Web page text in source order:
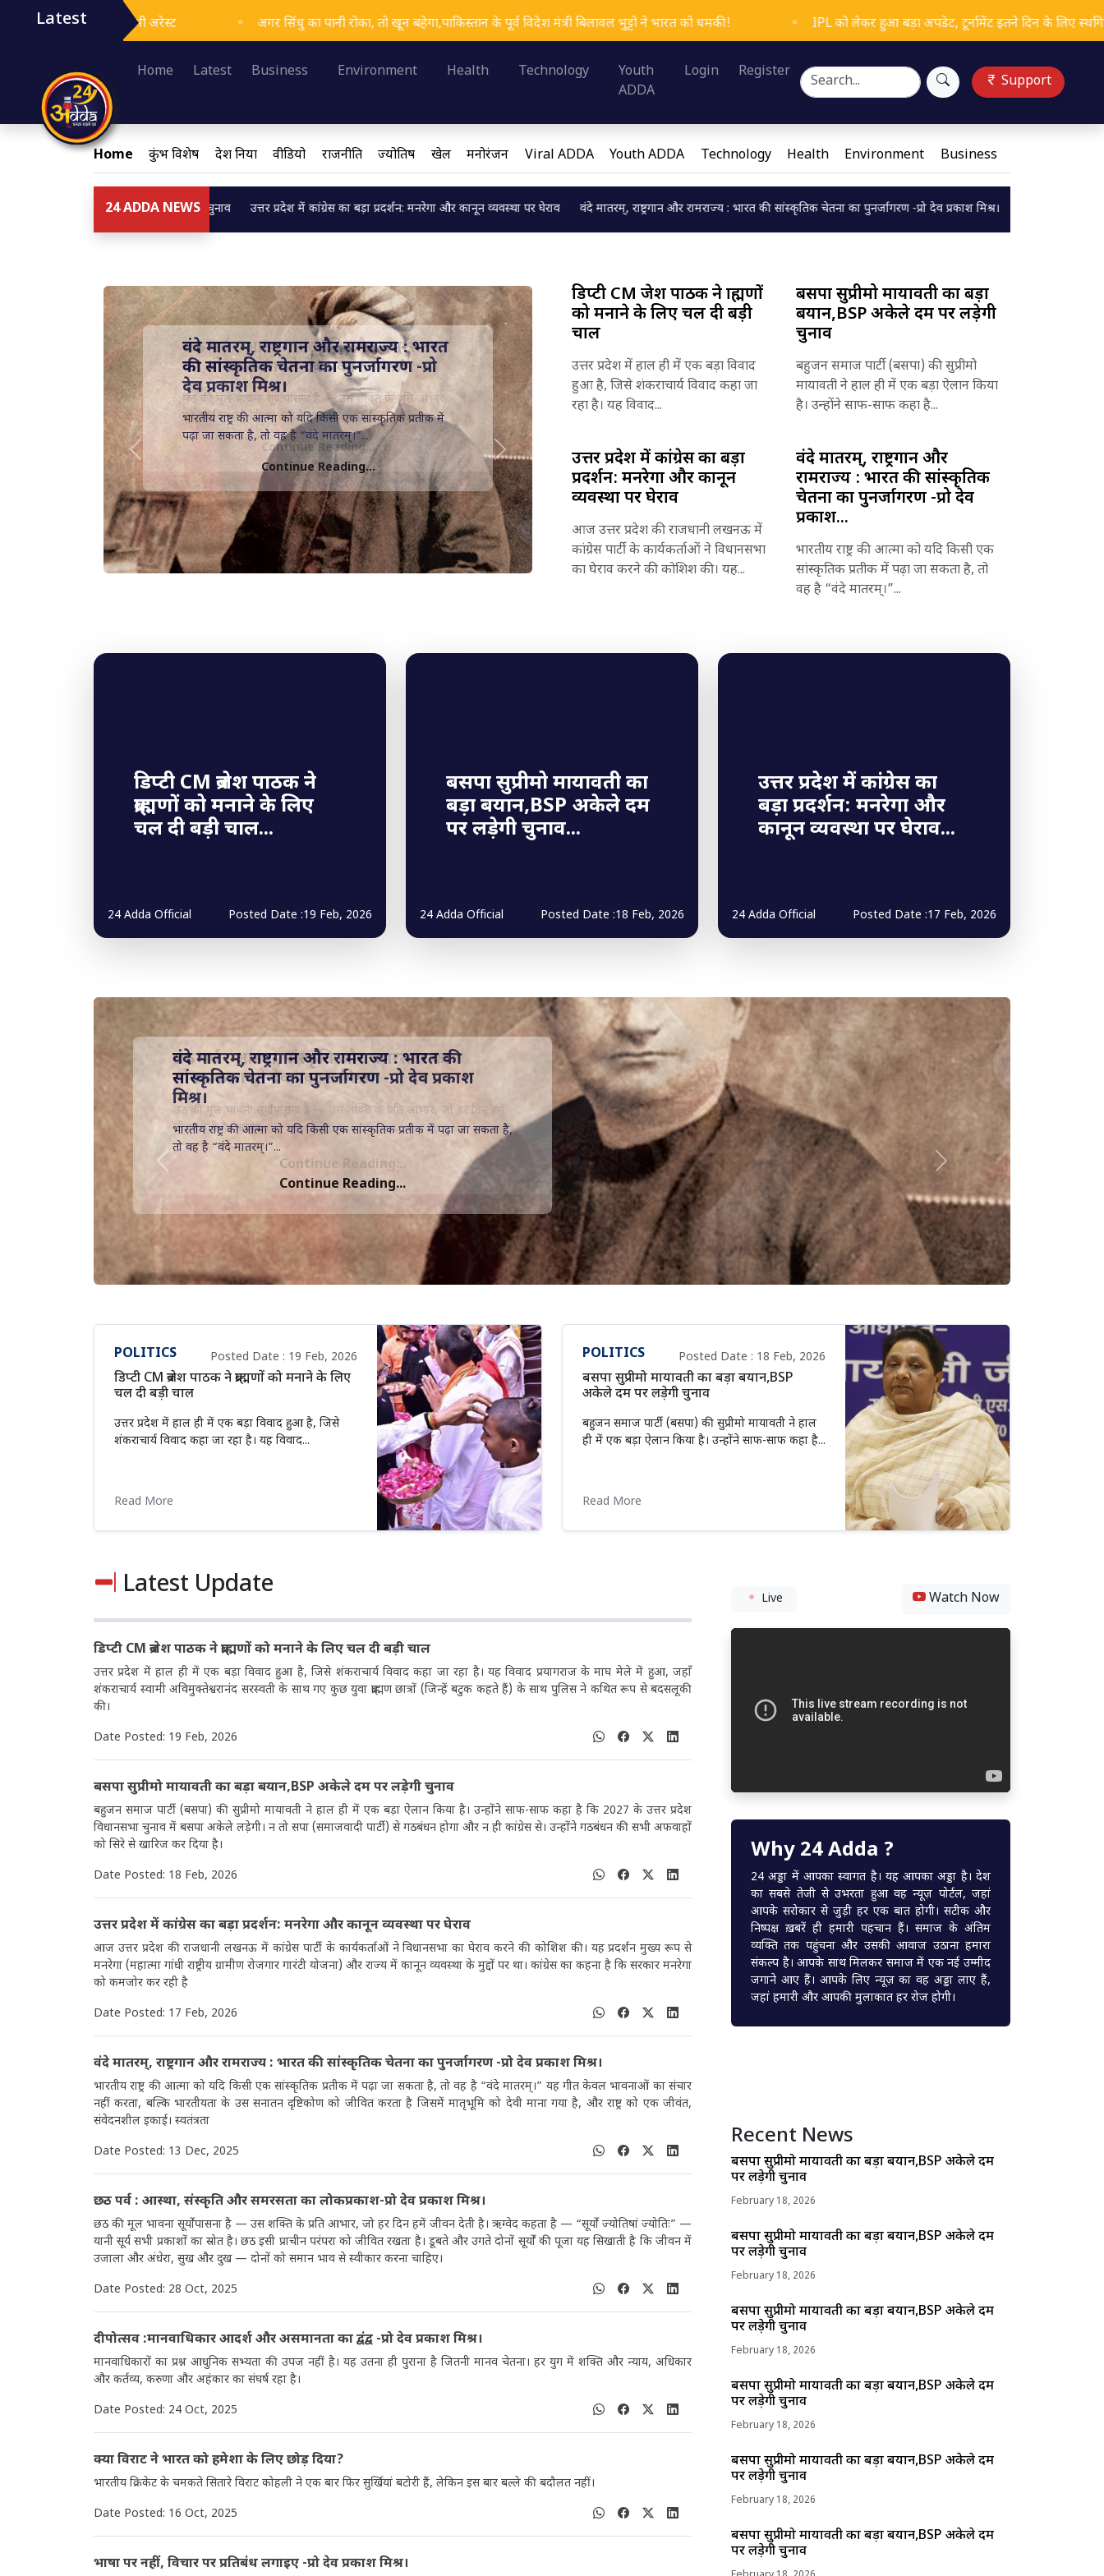
Latest
ड्राइवर भी अरेस्ट Loading... अगर सिंधु का पानी रोका, तो खून बहेगा,पाकिस्तान के पूर्व विदेश मंत्री बिलावल भुट्टो ने भारत को धमकी! Loading... IPL को लेकर हुआ बड़ा अपडेट, टूर्नामेंट इतने दिन के लिए स्थगित !
Home Latest Business Environment Health Technology
Youth
ADDA
Login Register
Support
Home कुंभ विशेष देश दुनिया वीडियो राजनीति ज्योतिष खेल मनोरंजन Viral ADDA Youth ADDA Technology Health Environment Business
24 ADDA NEWS
अकेले दम पर लड़ेगी चुनाव Loading...उत्तर प्रदेश में कांग्रेस का बड़ा प्रदर्शन: मनरेगा और कानून व्यवस्था पर घेराव Loading...वंदे मातरम्, राष्ट्रगान और रामराज्य : भारत की सांस्कृतिक चेतना का पुनर्जागरण -प्रो देव प्रकाश मिश्र। Loading...छठ पर्व : आस्था, संस्कृति और समरसता
छठ पर्व : आस्था, संस्कृति और समरसता
का लोकप्रकाश-प्रो देव प्रकाश मिश्र।
छठ की मूल भावना सूर्योपासना है — उस शक्ति के प्रति आभार,
जो हर दिन हमें जीवन देती है। ऋग्वेद...
Continue Reading...
Previous Next
डिप्टी CM ब्रजेश पाठक ने ब्राह्मणों
को मनाने के लिए चल दी बड़ी
चाल
उत्तर प्रदेश में हाल ही में एक बड़ा विवाद
हुआ है, जिसे शंकराचार्य विवाद कहा जा
रहा है। यह विवाद...
बसपा सुप्रीमो मायावती का बड़ा
बयान,BSP अकेले दम पर लड़ेगी
चुनाव
बहुजन समाज पार्टी (बसपा) की सुप्रीमो
मायावती ने हाल ही में एक बड़ा ऐलान किया
है। उन्होंने साफ-साफ कहा है...
उत्तर प्रदेश में कांग्रेस का बड़ा
प्रदर्शन: मनरेगा और कानून
व्यवस्था पर घेराव
आज उत्तर प्रदेश की राजधानी लखनऊ में
कांग्रेस पार्टी के कार्यकर्ताओं ने विधानसभा
का घेराव करने की कोशिश की। यह...
वंदे मातरम्, राष्ट्रगान और
रामराज्य : भारत की सांस्कृतिक
चेतना का पुनर्जागरण -प्रो देव
प्रकाश...
भारतीय राष्ट्र की आत्मा को यदि किसी एक
सांस्कृतिक प्रतीक में पढ़ा जा सकता है, तो
वह है “वंदे मातरम्।”...
डिप्टी CM ब्रजेश पाठक ने
ब्राह्मणों को मनाने के लिए
चल दी बड़ी चाल...
24 Adda Official Posted Date :19 Feb, 2026
बसपा सुप्रीमो मायावती का
बड़ा बयान,BSP अकेले दम
पर लड़ेगी चुनाव...
24 Adda Official Posted Date :18 Feb, 2026
उत्तर प्रदेश में कांग्रेस का
बड़ा प्रदर्शन: मनरेगा और
कानून व्यवस्था पर घेराव...
24 Adda Official Posted Date :17 Feb, 2026
छठ पर्व : आस्था, संस्कृति और समरसता का
लोकप्रकाश-प्रो देव प्रकाश मिश्र।
छठ की मूल भावना सूर्योपासना है — उस शक्ति के प्रति आभार, जो हर दिन हमें
जीवन देती है। ऋग्वेद...
Continue Reading...
Previous Next
POLITICS Posted Date : 19 Feb, 2026
डिप्टी CM ब्रजेश पाठक ने ब्राह्मणों को मनाने के लिए
चल दी बड़ी चाल
उत्तर प्रदेश में हाल ही में एक बड़ा विवाद हुआ है, जिसे
शंकराचार्य विवाद कहा जा रहा है। यह विवाद...
Read More
POLITICS Posted Date : 18 Feb, 2026
बसपा सुप्रीमो मायावती का बड़ा बयान,BSP
अकेले दम पर लड़ेगी चुनाव
बहुजन समाज पार्टी (बसपा) की सुप्रीमो मायावती ने हाल
ही में एक बड़ा ऐलान किया है। उन्होंने साफ-साफ कहा है...
Read More
Latest Update
डिप्टी CM ब्रजेश पाठक ने ब्राह्मणों को मनाने के लिए चल दी बड़ी चाल
उत्तर प्रदेश में हाल ही में एक बड़ा विवाद हुआ है, जिसे शंकराचार्य विवाद कहा जा रहा है। यह विवाद प्रयागराज के माघ मेले में हुआ, जहाँ
शंकराचार्य स्वामी अविमुक्तेश्वरानंद सरस्वती के साथ गए कुछ युवा ब्राह्मण छात्रों (जिन्हें बटुक कहते हैं) के साथ पुलिस ने कथित रूप से बदसलूकी
की।
Date Posted: 19 Feb, 2026
बसपा सुप्रीमो मायावती का बड़ा बयान,BSP अकेले दम पर लड़ेगी चुनाव
बहुजन समाज पार्टी (बसपा) की सुप्रीमो मायावती ने हाल ही में एक बड़ा ऐलान किया है। उन्होंने साफ-साफ कहा है कि 2027 के उत्तर प्रदेश
विधानसभा चुनाव में बसपा अकेले लड़ेगी। न तो सपा (समाजवादी पार्टी) से गठबंधन होगा और न ही कांग्रेस से। उन्होंने गठबंधन की सभी अफवाहों
को सिरे से खारिज कर दिया है।
Date Posted: 18 Feb, 2026
उत्तर प्रदेश में कांग्रेस का बड़ा प्रदर्शन: मनरेगा और कानून व्यवस्था पर घेराव
आज उत्तर प्रदेश की राजधानी लखनऊ में कांग्रेस पार्टी के कार्यकर्ताओं ने विधानसभा का घेराव करने की कोशिश की। यह प्रदर्शन मुख्य रूप से
मनरेगा (महात्मा गांधी राष्ट्रीय ग्रामीण रोजगार गारंटी योजना) और राज्य में कानून व्यवस्था के मुद्दों पर था। कांग्रेस का कहना है कि सरकार मनरेगा
को कमजोर कर रही है
Date Posted: 17 Feb, 2026
वंदे मातरम्, राष्ट्रगान और रामराज्य : भारत की सांस्कृतिक चेतना का पुनर्जागरण -प्रो देव प्रकाश मिश्र।
भारतीय राष्ट्र की आत्मा को यदि किसी एक सांस्कृतिक प्रतीक में पढ़ा जा सकता है, तो वह है “वंदे मातरम्।” यह गीत केवल भावनाओं का संचार
नहीं करता, बल्कि भारतीयता के उस सनातन दृष्टिकोण को जीवित करता है जिसमें मातृभूमि को देवी माना गया है, और राष्ट्र को एक जीवंत,
संवेदनशील इकाई। स्वतंत्रता
Date Posted: 13 Dec, 2025
छठ पर्व : आस्था, संस्कृति और समरसता का लोकप्रकाश-प्रो देव प्रकाश मिश्र।
छठ की मूल भावना सूर्योपासना है — उस शक्ति के प्रति आभार, जो हर दिन हमें जीवन देती है। ऋग्वेद कहता है — “सूर्यो ज्योतिषां ज्योतिः” —
यानी सूर्य सभी प्रकाशों का स्रोत है। छठ इसी प्राचीन परंपरा को जीवित रखता है। डूबते और उगते दोनों सूर्यों की पूजा यह सिखाती है कि जीवन में
उजाला और अंधेरा, सुख और दुख — दोनों को समान भाव से स्वीकार करना चाहिए।
Date Posted: 28 Oct, 2025
दीपोत्सव :मानवाधिकार आदर्श और असमानता का द्वंद्व -प्रो देव प्रकाश मिश्र।
मानवाधिकारों का प्रश्न आधुनिक सभ्यता की उपज नहीं है। यह उतना ही पुराना है जितनी मानव चेतना। हर युग में शक्ति और न्याय, अधिकार
और कर्तव्य, करुणा और अहंकार का संघर्ष रहा है।
Date Posted: 24 Oct, 2025
क्या विराट ने भारत को हमेशा के लिए छोड़ दिया?
भारतीय क्रिकेट के चमकते सितारे विराट कोहली ने एक बार फिर सुर्खियां बटोरी हैं, लेकिन इस बार बल्ले की बदौलत नहीं।
Date Posted: 16 Oct, 2025
भाषा पर नहीं, विचार पर प्रतिबंध लगाइए -प्रो देव प्रकाश मिश्र।
Live Watch Now
Why 24 Adda ?
24 अड्डा में आपका स्वागत है। यह आपका अड्डा है। देश
का सबसे तेजी से उभरता हुआ वह न्यूज़ पोर्टल, जहां
आपके सरोकार से जुड़ी हर एक बात होगी। सटीक और
निष्पक्ष ख़बरें ही हमारी पहचान हैं। समाज के अंतिम
व्यक्ति तक पहुंचना और उसकी आवाज उठाना हमारा
संकल्प है। आपके साथ मिलकर समाज में एक नई उम्मीद
जगाने आए हैं। आपके लिए न्यूज़ का वह अड्डा लाए हैं,
जहां हमारी और आपकी मुलाकात हर रोज होगी।
Recent News
बसपा सुप्रीमो मायावती का बड़ा बयान,BSP अकेले दम
पर लड़ेगी चुनाव
February 18, 2026
बसपा सुप्रीमो मायावती का बड़ा बयान,BSP अकेले दम
पर लड़ेगी चुनाव
February 18, 2026
बसपा सुप्रीमो मायावती का बड़ा बयान,BSP अकेले दम
पर लड़ेगी चुनाव
February 18, 2026
बसपा सुप्रीमो मायावती का बड़ा बयान,BSP अकेले दम
पर लड़ेगी चुनाव
February 18, 2026
बसपा सुप्रीमो मायावती का बड़ा बयान,BSP अकेले दम
पर लड़ेगी चुनाव
February 18, 2026
बसपा सुप्रीमो मायावती का बड़ा बयान,BSP अकेले दम
पर लड़ेगी चुनाव